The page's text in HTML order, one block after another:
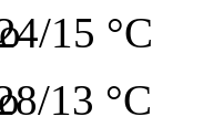
15 °C
13 °C